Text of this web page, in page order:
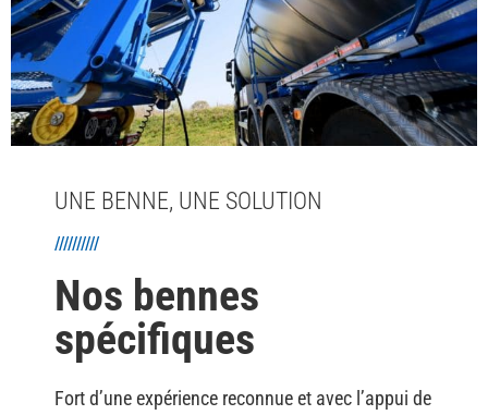
UNE BENNE, UNE SOLUTION
//////////
Nos bennes
spécifiques
Fort d’une expérience reconnue et avec l’appui de